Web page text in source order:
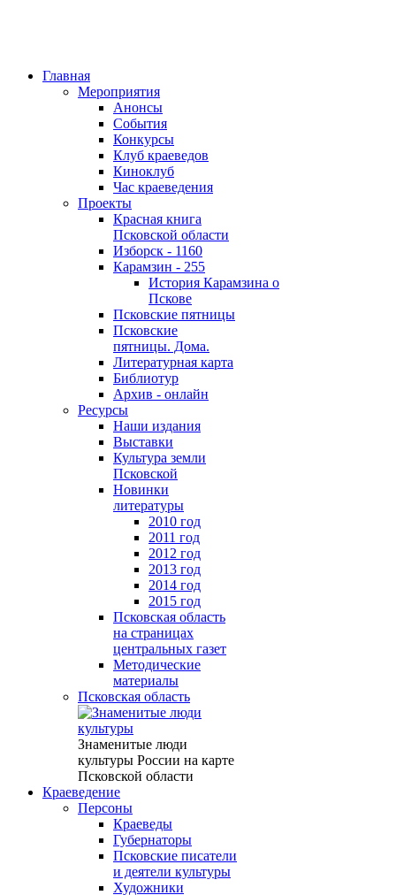
Главная
Мероприятия
Анонсы
События
Конкурсы
Клуб краеведов
Киноклуб
Час краеведения
Проекты
Красная книга
Псковской области
Изборск - 1160
Карамзин - 255
История Карамзина о
Пскове
Псковские пятницы
Псковские
пятницы. Дома.
Литературная карта
Библиотур
Архив - онлайн
Ресурсы
Наши издания
Выставки
Культура земли
Псковской
Новинки
литературы
2010 год
2011 год
2012 год
2013 год
2014 год
2015 год
Псковская область
на страницах
центральных газет
Методические
материалы
Псковская область
Знаменитые люди
культуры России на карте
Псковской области
Краеведение
Персоны
Краеведы
Губернаторы
Псковские писатели
и деятели культуры
Художники